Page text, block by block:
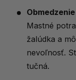
Mastné
žalúdka a
nevoľnosť.
tučná.